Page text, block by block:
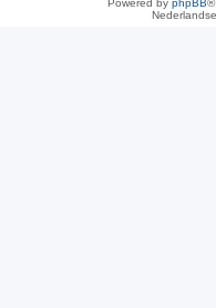
Powered by phpBB®